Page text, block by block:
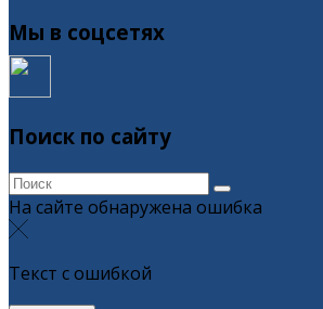
Мы в соцсетях
Поиск по сайту
На сайте обнаружена ошибка
Текст с ошибкой